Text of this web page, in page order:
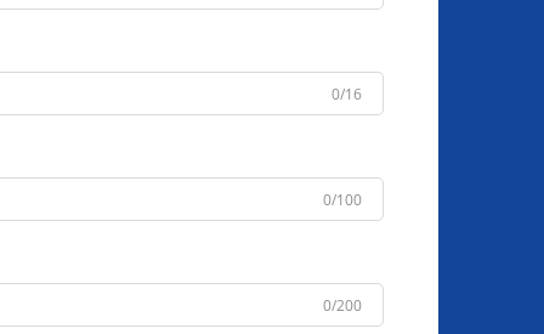
0/16
0/100
0/200